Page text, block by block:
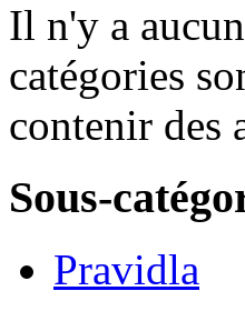
Il n'y a
catégories
contenir des
Sous-
Pravidla